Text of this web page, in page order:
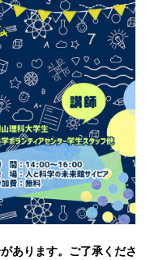
あります。ご了承くださ